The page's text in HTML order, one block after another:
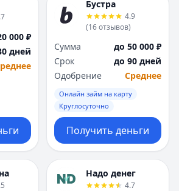
000 ₽
дней
Бустра
4.9
(16отзывов)
Сумма
до 50 000 ₽
Срок
до 90 дней
Одобрение
Среднее
Онлайн займ на карту
Круглосуточно
Получить деньги
Надо денег
4.7